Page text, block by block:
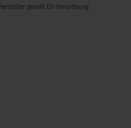
gemäß EU-Verordnung